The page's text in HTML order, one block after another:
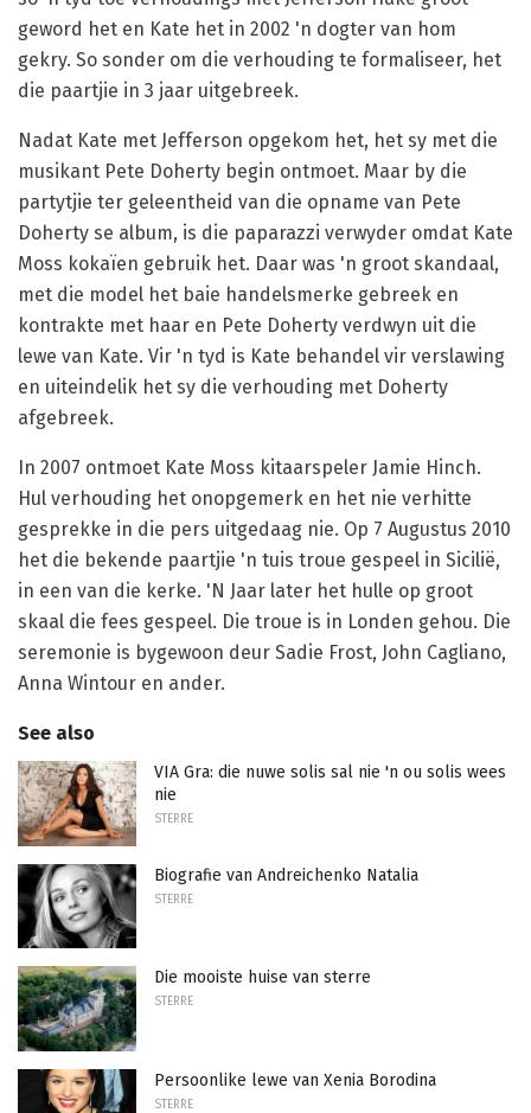
geword het en Kate het in 2002 'n dogter van hom
gekry. So sonder om die verhouding te formaliseer, het
die paartjie in 3 jaar uitgebreek.
Nadat Kate met Jefferson opgekom het, het sy met die
musikant Pete Doherty begin ontmoet. Maar by die
partytjie ter geleentheid van die opname van Pete
Doherty se album, is die paparazzi verwyder omdat Kate
Moss kokaïen gebruik het. Daar was 'n groot skandaal,
met die model het baie handelsmerke gebreek en
kontrakte met haar en Pete Doherty verdwyn uit die
lewe van Kate. Vir 'n tyd is Kate behandel vir verslawing
en uiteindelik het sy die verhouding met Doherty
afgebreek.
In 2007 ontmoet Kate Moss kitaarspeler Jamie Hinch.
Hul verhouding het onopgemerk en het nie verhitte
gesprekke in die pers uitgedaag nie. Op 7 Augustus 2010
het die bekende paartjie 'n tuis troue gespeel in Sicilië,
in een van die kerke. 'N Jaar later het hulle op groot
skaal die fees gespeel. Die troue is in Londen gehou. Die
seremonie is bygewoon deur Sadie Frost, John Cagliano,
Anna Wintour en ander.
See also
VIA Gra: die nuwe solis sal nie 'n ou solis wees
nie
STERRE
Biografie van Andreichenko Natalia
STERRE
Die mooiste huise van sterre
STERRE
Persoonlike lewe van Xenia Borodina
STERRE